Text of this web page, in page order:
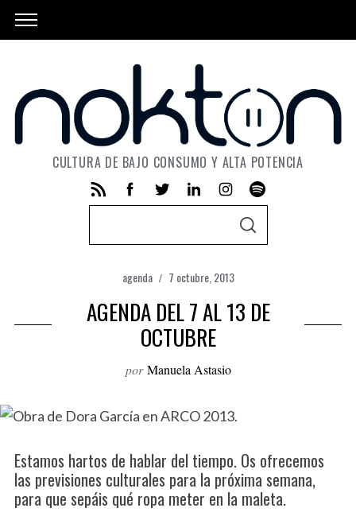
CULTURA DE BAJO CONSUMO Y ALTA POTENCIA
c
h
:
S
agenda 7 octubre, 2013
AGENDA DEL 7 AL 13 DE
OCTUBRE
por Manuela Astasio
Estamos hartos de hablar del tiempo. Os ofrecemos
las previsiones culturales para la próxima semana,
para que sepáis qué ropa meter en la maleta.